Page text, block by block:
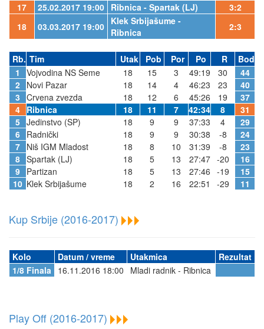
17
25.02.2017 19:00 Ribnica - Spartak (LJ)
3:2
18
03.03.2017 19:00 Klek Srbijašume -
Ribnica
2:3
Rb. Tim Utak Pob Por Po R
Bod
1
Vojvodina NS Seme 18 15 3 49:19 30
44
2 Novi Pazar 18 14 4 46:23 23
40
3 Crvena zvezda 18 12 6 45:26 19
37
4 Ribnica 18 11 7 42:34 8
31
5 Jedinstvo (SP) 18 9 9 37:33 4
29
6 Radnički 18 9 9 30:38 -8
24
7 Niš IGM Mladost 18 8 10 31:39 -8
23
8 Spartak (LJ) 18 5 13 27:47 -20
16
9 Partizan 18 5 13 27:46 -19
15
10 Klek Srbijašume 18 2 16 22:51 -29 11
Kup Srbije (2016-2017)
Kolo Datum / vreme Utakmica
Rezultat
1/8 Finala 16.11.2016 18:00 Mladi radnik - Ribnica
Play Off (2016-2017)